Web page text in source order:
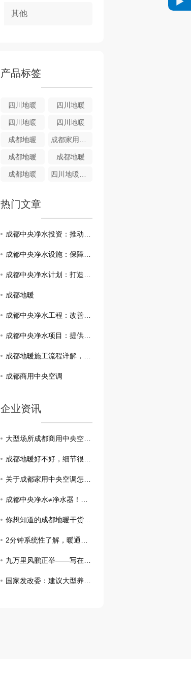
其他
产品标签
四川地暖 四川地暖
四川地暖 四川地暖
成都地暖 成都家用地暖
成都地暖 成都地暖
成都地暖 四川地暖锅炉系列
热门文章
成都中央净水投资：推动环境保护与可持续发展
成都中央净水设施：保障城市水资源可持续利用
成都中央净水计划：打造生态宜居的现代化城市
成都地暖
成都中央净水工程：改善市民生活品质的重要举措
成都中央净水项目：提供城市清洁饮用水的新希望
成都地暖施工流程详解，了解全过程需求
成都商用中央空调
企业资讯
大型场所成都商用中央空调有何选择
成都地暖好不好，细节很重要
关于成都家用中央空调怎么选？10个策略帮你搞定
成都中央净水≠净水器！选择前必须要了解各类问题
你想知道的成都地暖干货都在这里了！
2分钟系统性了解，暖通空调系统的13种节能方式！
九万里风鹏正举——写在第十四届中国航展闭幕之际
国家发改委：建议大型养殖企业保持正常出栏节奏